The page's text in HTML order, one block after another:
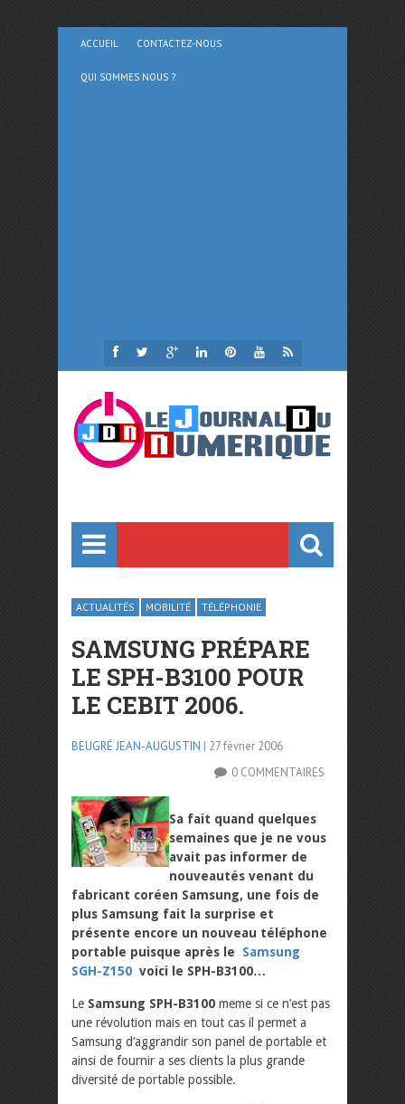
ACCUEIL CONTACTEZ-NOUS
QUI SOMMES NOUS ?
ACTUALITÉS MOBILITÉ TÉLÉPHONIE
SAMSUNG PRÉPARE
LE SPH-B3100 POUR
LE CEBIT 2006.
BEUGRÉ JEAN-AUGUSTIN | 27 février 2006
0 COMMENTAIRES
Sa fait quand quelques
semaines que je ne vous
avait pas informer de
nouveautés venant du
fabricant coréen Samsung, une fois de
plus Samsung fait la surprise et
présente encore un nouveau téléphone
portable puisque après le
Samsung
SGH-Z150 voici le SPH-B3100…
Le Samsung SPH-B3100 meme si ce n’est pas
une révolution mais en tout cas il permet a
Samsung d’aggrandir son panel de portable et
ainsi de fournir a ses clients la plus grande
diversité de portable possible.